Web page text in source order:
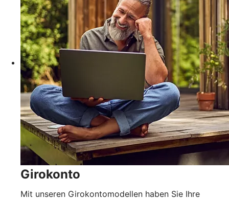
Girokonto
Mit unseren Girokontomodellen haben Sie Ihre